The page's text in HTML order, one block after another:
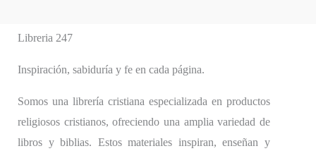
Libreria 247
Inspiración, sabiduría y fe en cada página.
Somos una librería cristiana especializada en productos
religiosos cristianos, ofreciendo una amplia variedad de
libros y biblias. Estos materiales inspiran, enseñan y